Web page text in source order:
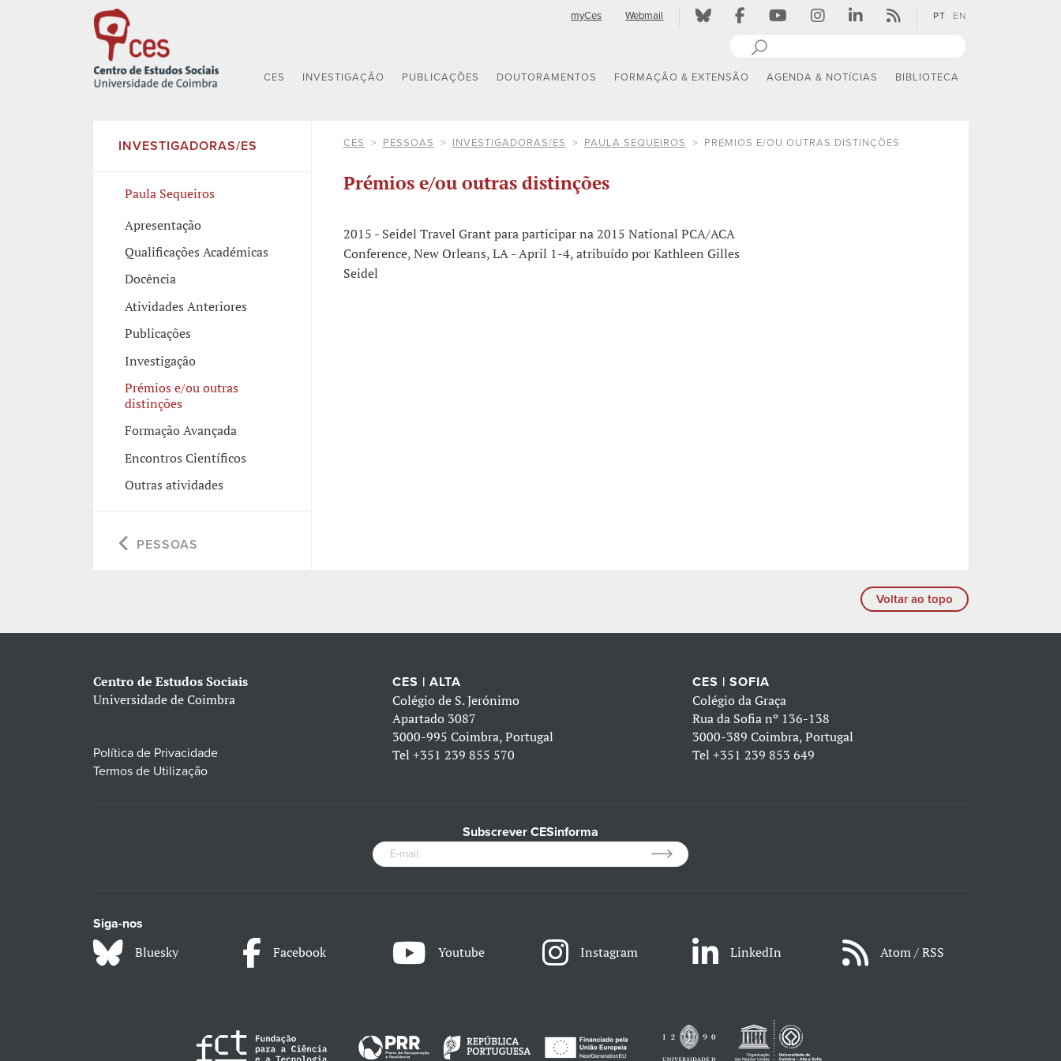
myCes Webmail PT EN
CES INVESTIGAÇÃO PUBLICAÇÕES DOUTORAMENTOS FORMAÇÃO & EXTENSÃO AGENDA & NOTÍCIAS BIBLIOTECA
INVESTIGADORAS/ES
Paula Sequeiros
Apresentação
Qualificações Académicas
Docência
Atividades Anteriores
Publicações
Investigação
Prémios e/ou outras
distinções
Formação Avançada
Encontros Científicos
Outras atividades
PESSOAS
CES PESSOAS INVESTIGADORAS/ES PAULA SEQUEIROS PRÉMIOS E/OU OUTRAS DISTINÇÕES
Prémios e/ou outras distinções
2015 - Seidel Travel Grant para participar na 2015 National PCA/ACA
Conference, New Orleans, LA - April 1-4, atribuído por Kathleen Gilles
Seidel
Voltar ao topo
Centro de Estudos Sociais
Universidade de Coimbra
Política de Privacidade
Termos de Utilização
CES | ALTA
Colégio de S. Jerónimo
Apartado 3087
3000-995 Coimbra, Portugal
Tel+351 239 855 570
CES | SOFIA
Colégio da Graça
Rua da Sofia nº 136-138
3000-389 Coimbra, Portugal
Tel +351 239 853 649
Subscrever CESinforma
Siga-nos
Bluesky Facebook Youtube Instagram LinkedIn Atom / RSS